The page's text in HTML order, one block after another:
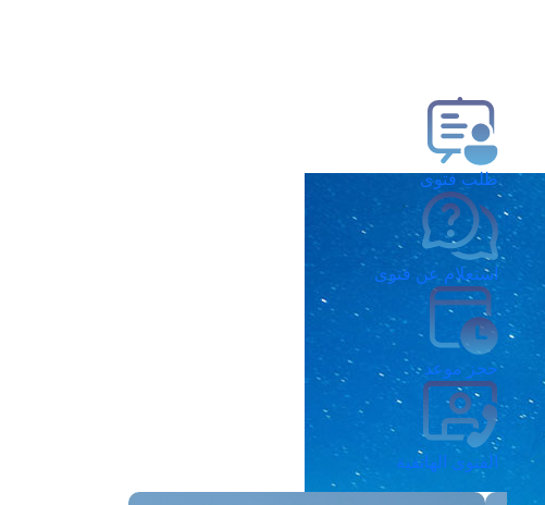
طلب فتوى
استعلام عن فتوى
حجز موعد
الفتوى الهاتفية